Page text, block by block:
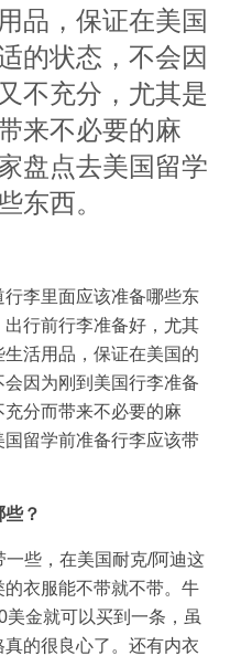
品，保证在美国
的状态，不会因
不充分，尤其是
来不必要的麻
盘点去美国留学
东西。
李里面应该准备哪些东
行前行李准备好，尤其
活用品，保证在美国的
因为刚到美国行李准备
分而带来不必要的麻
留学前准备行李应该带
？
些，在美国耐克/阿迪这
衣服能不带就不带。牛
金就可以买到一条，虽
的很良心了。还有内衣